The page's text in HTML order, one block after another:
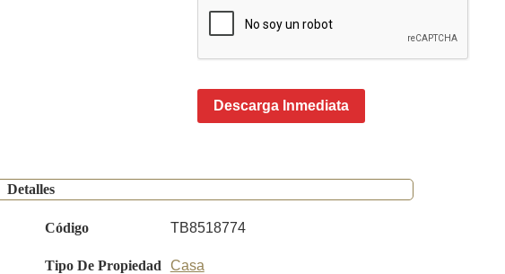
Descarga Inmediata
Detalles
Código TB8518774
Tipo De Propiedad Casa